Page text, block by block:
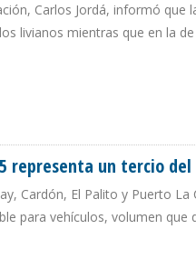
Carlos Jordá, informó que
livianos mientras que en la
representa un tercio
Cardón, El Palito y Puerto
para vehículos, volumen que